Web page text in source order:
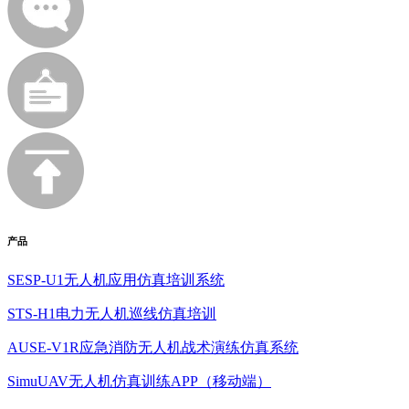
产品
SESP-U1无人机应用仿真培训系统
STS-H1电力无人机巡线仿真培训
AUSE-V1R应急消防无人机战术演练仿真系统
SimuUAV无人机仿真训练APP（移动端）